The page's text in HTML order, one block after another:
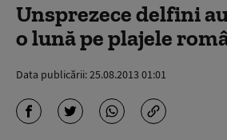
Unsprezece delfini
o lună pe plajele
Data publicării:25.08.2013 01:01